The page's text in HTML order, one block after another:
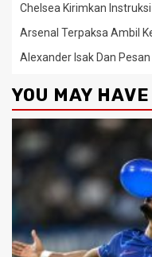
Chelsea Kirimkan
Arsenal Terpaksa Ambil
Alexander Isak Dan
YOU MAY